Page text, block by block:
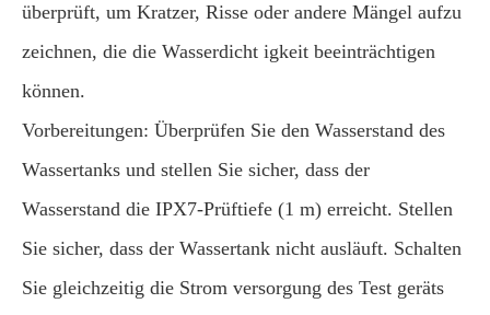
überprüft, um Kratzer, Risse oder andere Mängel aufzu
zeichnen, die die Wasserdicht igkeit beeinträchtigen
können.
Vorbereitungen: Überprüfen Sie den Wasserstand des
Wassertanks und stellen Sie sicher, dass der
Wasserstand die IPX7-Prüftiefe (1 m) erreicht. Stellen
Sie sicher, dass der Wassertank nicht ausläuft. Schalten
Sie gleichzeitig die Strom versorgung des Test geräts